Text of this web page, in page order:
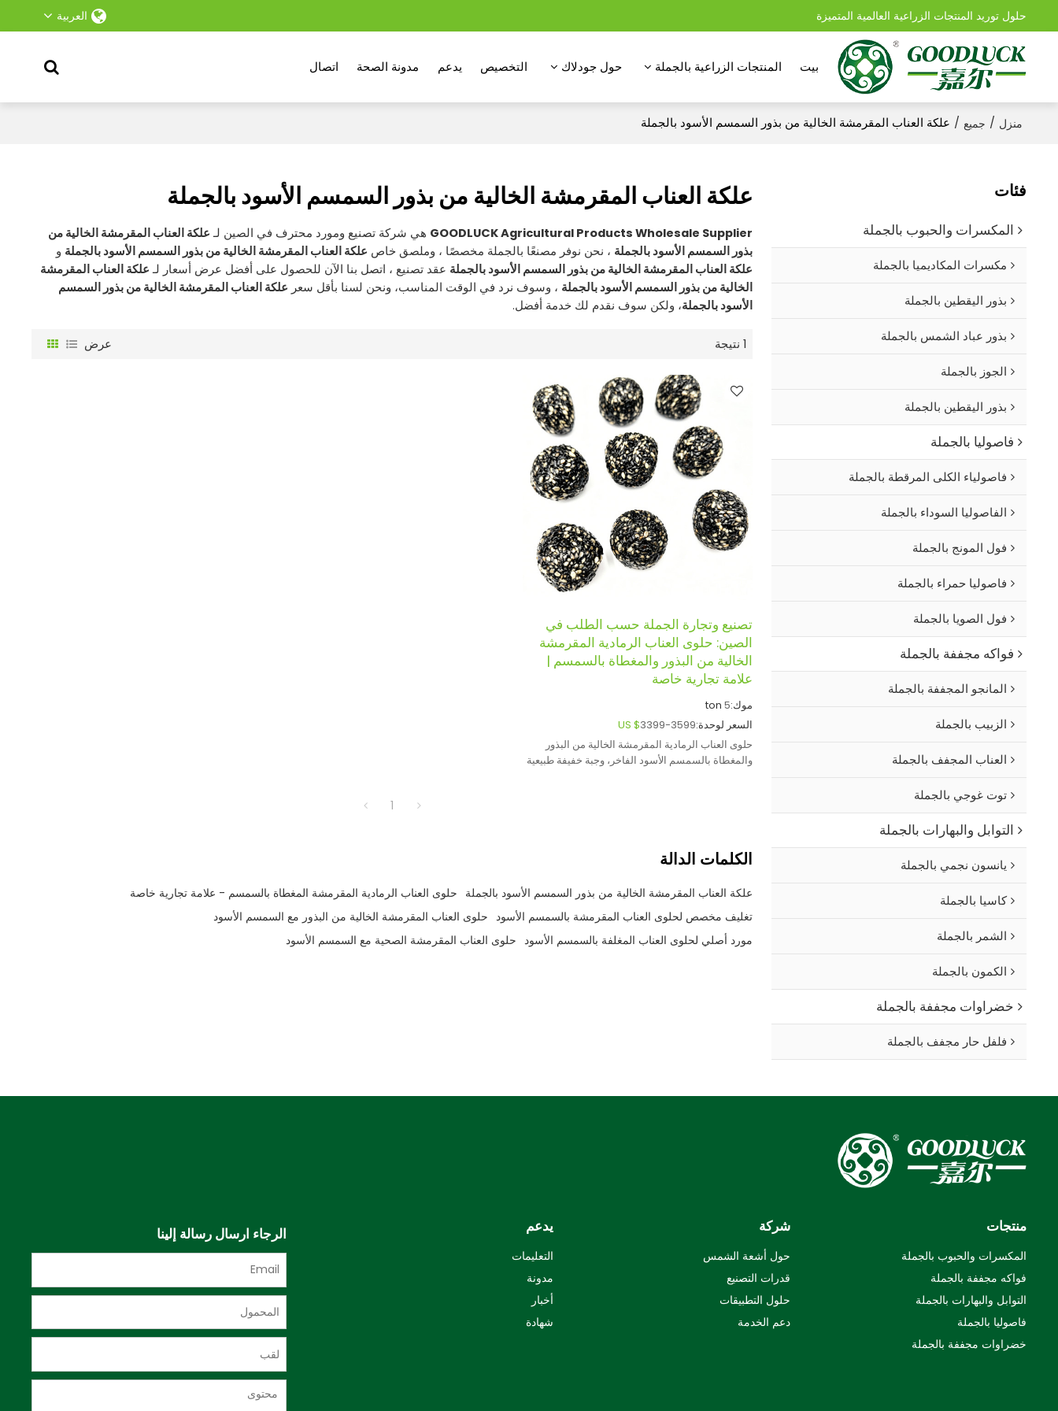
حلول توريد المنتجات الزراعية العالمية المتميزة العربية
بيت المنتجات الزراعية بالجملة حول جودلاك التخصيص يدعم مدونة الصحة اتصال
منزل / جميع / علكة العناب المقرمشة الخالية من بذور السمسم الأسود بالجملة
علكة العناب المقرمشة الخالية من بذور السمسم الأسود بالجملة
GOODLUCK Agricultural Products Wholesale Supplier هي شركة تصنيع ومورد محترف في الصين لـ علكة العناب المقرمشة الخالية من
بذور السمسم الأسود بالجملة ، نحن نوفر مصنعًا بالجملة مخصصًا ، وملصق خاص علكة العناب المقرمشة الخالية من بذور السمسم الأسود بالجملة و
علكة العناب المقرمشة الخالية من بذور السمسم الأسود بالجملة عقد تصنيع ، اتصل بنا الآن للحصول على أفضل عرض أسعار لـ علكة العناب المقرمشة
الخالية من بذور السمسم الأسود بالجملة ، وسوف نرد في الوقت المناسب، ونحن لسنا بأقل سعر علكة العناب المقرمشة الخالية من بذور السمسم
الأسود بالجملة، ولكن سوف نقدم لك خدمة أفضل.
1 نتيجة عرض
تصنيع وتجارة الجملة حسب الطلب في
الصين: حلوى العناب الرمادية المقرمشة
الخالية من البذور والمغطاة بالسمسم |
علامة تجارية خاصة
موك:5
ton
السعر لوحدة:
US $3399-3599
حلوى العناب الرمادية المقرمشة الخالية من البذور
والمغطاة بالسمسم الأسود الفاخر، وجبة خفيفة طبيعية
1
الكلمات الدالة
علكة العناب المقرمشة الخالية من بذور السمسم الأسود بالجملة حلوى العناب الرمادية المقرمشة المغطاة بالسمسم - علامة تجارية خاصة
تغليف مخصص لحلوى العناب المقرمشة بالسمسم الأسود حلوى العناب المقرمشة الخالية من البذور مع السمسم الأسود
مورد أصلي لحلوى العناب المغلفة بالسمسم الأسود حلوى العناب المقرمشة الصحية مع السمسم الأسود
فئات
المكسرات والحبوب بالجملة
مكسرات المكاديميا بالجملة
بذور اليقطين بالجملة
بذور عباد الشمس بالجملة
الجوز بالجملة
بذور اليقطين بالجملة
فاصوليا بالجملة
فاصولياء الكلى المرقطة بالجملة
الفاصوليا السوداء بالجملة
فول المونج بالجملة
فاصوليا حمراء بالجملة
فول الصويا بالجملة
فواكه مجففة بالجملة
المانجو المجففة بالجملة
الزبيب بالجملة
العناب المجفف بالجملة
توت غوجي بالجملة
التوابل والبهارات بالجملة
يانسون نجمي بالجملة
كاسيا بالجملة
الشمر بالجملة
الكمون بالجملة
خضراوات مجففة بالجملة
فلفل حار مجفف بالجملة
منتجات
المكسرات والحبوب بالجملة
فواكه مجففة بالجملة
التوابل والبهارات بالجملة
فاصوليا بالجملة
خضراوات مجففة بالجملة
شركة
حول أشعة الشمس
قدرات التصنيع
حلول التطبيقات
دعم الخدمة
يدعم
التعليمات
مدونة
أخبار
شهادة
الرجاء ارسال رسالة إلينا